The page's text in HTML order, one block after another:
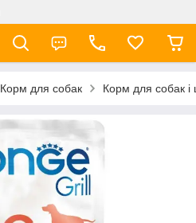
Корм для собак Корм для собак і